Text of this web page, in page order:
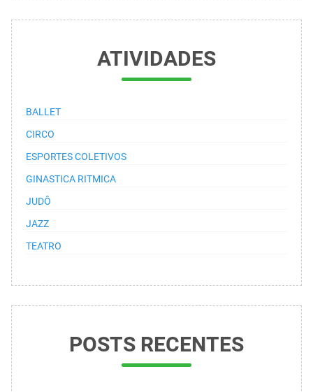
ATIVIDADES
BALLET
CIRCO
ESPORTES COLETIVOS
GINASTICA RITMICA
JUDÔ
JAZZ
TEATRO
POSTS RECENTES